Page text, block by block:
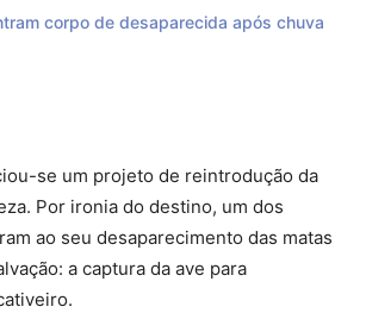
corpo de desaparecida após chuva
se um projeto de reintrodução da
Por ironia do destino, um dos
ao seu desaparecimento das matas
a captura da ave para